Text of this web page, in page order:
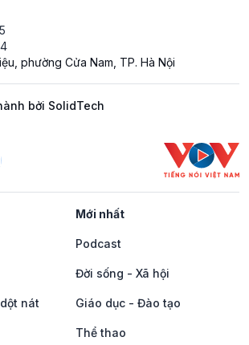
phường Cửa Nam, TP. Hà Nội
bởi SolidTech
Mới nhất
Podcast
Đời sống - Xã hội
nát Giáo dục - Đào tạo
Thể thao